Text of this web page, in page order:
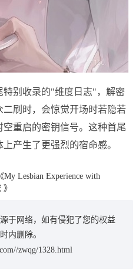
特别收录的"维度日志"，解密
刷时，会惊觉开场时若隐若
重启的密钥信号。这种首尾
产生了更强烈的宿命感。
《My Lesbian Experience with
于网络，如有侵犯了您的权益
内删除。
zwqg/1328.html